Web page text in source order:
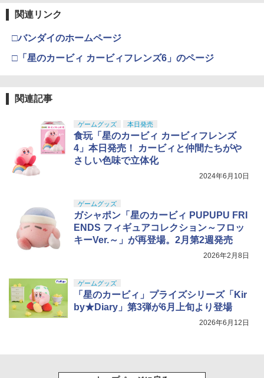
関連リンク
□バンダイのホームページ
□「星のカービィ カービィフレンズ6」のページ
関連記事
ゲームグッズ 本日発売
食玩「星のカービィ カービィフレンズ
4」本日発売！ カービィと仲間たちがや
さしい色味で立体化
2024年6月10日
ゲームグッズ
ガシャポン「星のカービィ PUPUPU FRI
ENDS フィギュアコレクション～フロッ
キーVer.～」が再登場。2月第2週発売
2026年2月8日
ゲームグッズ
「星のカービィ」プライズシリーズ「Kir
by★Diary」第3弾が6月上旬より登場
2026年6月12日